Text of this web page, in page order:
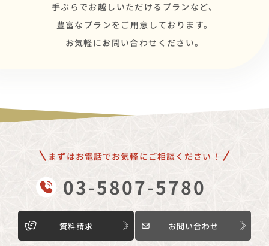
手ぶらでお越しいただけるプランなど、
豊富なプランをご用意しております。
お気軽にお問い合わせください。
まずはお電話でお気軽にご相談ください！
03-5807-5780
資料請求 お問い合わせ